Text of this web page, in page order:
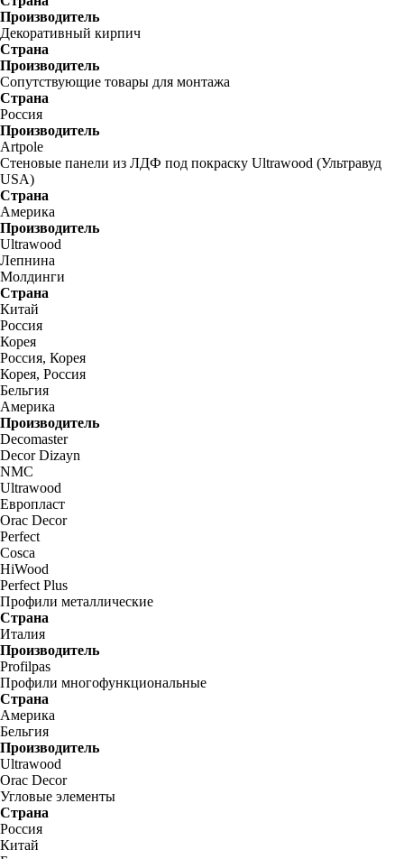
Производитель
Декоративный кирпич
Страна
Производитель
Сопутствующие товары для монтажа
Страна
Россия
Производитель
Artpole
Стеновые панели из ЛДФ под покраску Ultrawood (Ультравуд
USA)
Страна
Америка
Производитель
Ultrawood
Лепнина
Молдинги
Страна
Китай
Россия
Корея
Россия, Корея
Корея, Россия
Бельгия
Америка
Производитель
Decomaster
Decor Dizayn
NMC
Ultrawood
Европласт
Orac Decor
Perfect
Cosca
HiWood
Perfect Plus
Профили металлические
Страна
Италия
Производитель
Profilpas
Профили многофункциональные
Страна
Америка
Бельгия
Производитель
Ultrawood
Orac Decor
Угловые элементы
Страна
Россия
Китай